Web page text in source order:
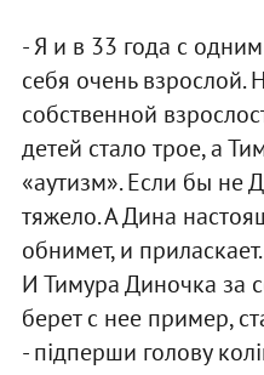
- Я и в 33 года с
себя очень взрослой.
собственной
детей стало трое, а
«аутизм». Если бы не
тяжело. А Дина
обнимет, и
И Тимура Диночка за
берет с нее пример,
- підперши голову